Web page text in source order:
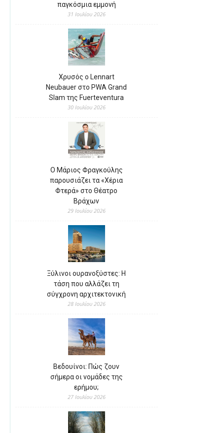
παγκόσμια εμμονή
31 Ιουλίου 2026
Χρυσός ο Lennart
Neubauer στο PWA Grand
Slam της Fuerteventura
30 Ιουλίου 2026
Ο Μάριος Φραγκούλης
παρουσιάζει τα «Χέρια
Φτερά» στο Θέατρο
Βράχων
29 Ιουλίου 2026
Ξύλινοι ουρανοξύστες: Η
τάση που αλλάζει τη
σύγχρονη αρχιτεκτονική
28 Ιουλίου 2026
Βεδουίνοι: Πώς ζουν
σήμερα οι νομάδες της
ερήμου;
27 Ιουλίου 2026